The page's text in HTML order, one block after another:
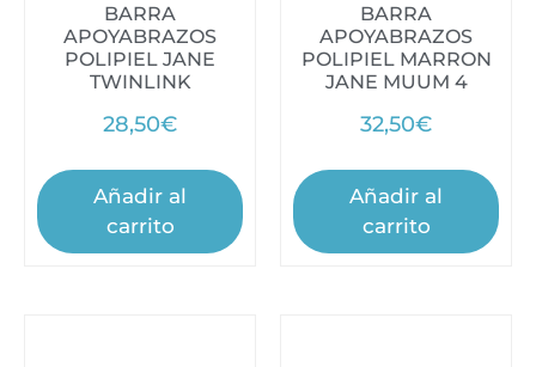
BARRA
APOYABRAZOS
POLIPIEL JANE
TWINLINK
28,50€
Añadir al
carrito
BARRA
APOYABRAZOS
POLIPIEL MARRON
JANE MUUM 4
32,50€
Añadir al
carrito